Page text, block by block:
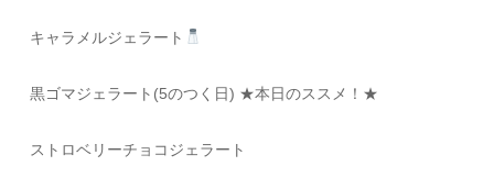
キャラメルジェラート
黒ゴマジェラート(5のつく日) ★本日のススメ！★
ストロベリーチョコジェラート